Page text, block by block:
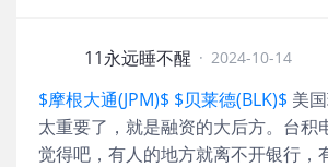
11永远睡不醒 · 2024-10-14
$摩根大通(JPM)$ $贝莱德(BLK)$ 美
太重要了，就是融资的大后方。台
觉得吧，有人的地方就离不开银行，